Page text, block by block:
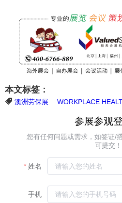
本文标签：
澳洲劳保展 WORKPLACE